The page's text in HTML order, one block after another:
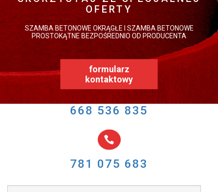
OFERTY
SZAMBA BETONOWE OKRĄGŁE I SZAMBA BETONOWE
PROSTOKĄTNE BEZPOŚREDNIO OD PRODUCENTA
formularz
kontaktowy
668 536 835
781 075 683